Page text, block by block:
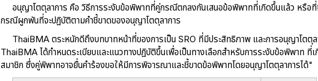
อนุญาโตตุลาการ คือ วิธีการระงับข้อพิพาทที่คู่กรณีตกลงกันเสนอข้อพิพาทที่เกิดขึ้นแล้ว หรือ
กรณีผูกพันที่จะปฏิบัติตามคำชี้ขาดของอนุญาโตตุลาการ
ThaiBMA ตระหนักดีถึงบทบาทหน้าที่ของการเป็น SRO ที่มีประสิทธิภาพ และการอนุญาโต
ThaiBMA ได้กำหนดระเบียบและแนวทางปฏิบัติขึ้นเพื่อเป็นทางเลือกสำหรับการระงับข้อพิพาท ที่
สมาชิก ซึ่งคู่พิพาทอาจยื่นคำร้องขอให้มีการพิจารณาและชี้ขาดข้อพิพาทโดยอนุญาโตตุลาการได้"